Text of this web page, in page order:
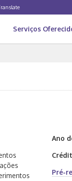
Serviços
Ano
Pré-